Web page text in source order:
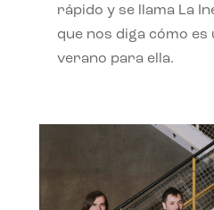
rápido y se llama La
que nos diga cómo es
verano para ella.